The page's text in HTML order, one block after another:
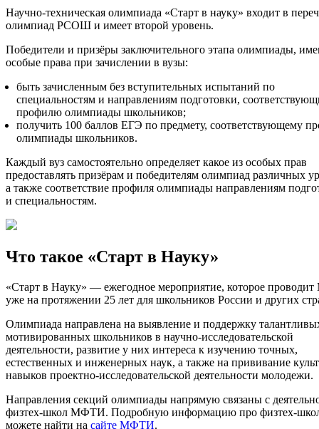
Научно-техническая олимпиада «Старт в науку» входит в
олимпиад РСОШ и имеет второй уровень.
Победители и призёры заключительного этапа олимпиады,
особые права при зачислении в вузы:
быть зачисленным без вступительных испытаний по
специальностям и направлениям подготовки,
профилю олимпиады школьников;
получить 100 баллов ЕГЭ по предмету, соответствующему
олимпиады школьников.
Каждый вуз самостоятельно определяет какое из особых прав
предоставлять призёрам и победителям олимпиад различных
а также соответствие профиля олимпиады направлениям
и специальностям.
Что такое «Старт в Науку»
«Старт в Науку» — ежегодное мероприятие, которое
уже на протяжении 25 лет для школьников России и других
Олимпиада направлена на выявление и поддержку
мотивированных школьников в научно-исследовательской
деятельности, развитие у них интереса к изучению точных,
естественных и инженерных наук, а также на прививание
навыков проектно-исследовательской деятельности молодежи.
Направления секций олимпиады напрямую связаны с
физтех-школ МФТИ. Подробную информацию про физтех-
можете найти на сайте МФТИ.